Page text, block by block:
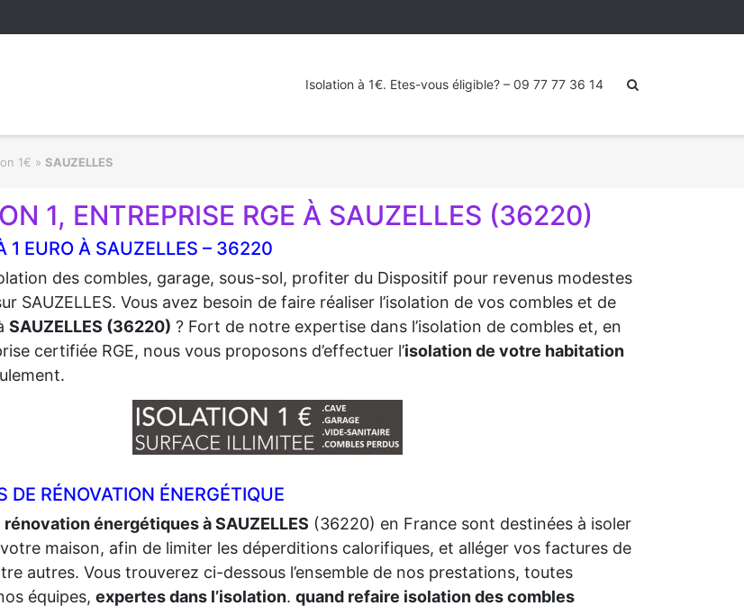
Isolation à 1€. Etes-vous éligible? – 09 77 77 36 14
1€ » SAUZELLES
1, ENTREPRISE RGE À SAUZELLES (36220)
1 EURO À SAUZELLES – 36220
des combles, garage, sous-sol, profiter du Dispositif pour revenus modestes
SAUZELLES. Vous avez besoin de faire réaliser l’isolation de vos combles et de
SAUZELLES (36220) ? Fort de notre expertise dans l’isolation de combles et, en
certifiée RGE, nous vous proposons d’effectuer l’isolation de votre habitation
DE RÉNOVATION ÉNERGÉTIQUE
rénovation énergétiques à SAUZELLES (36220) en France sont destinées à isoler
maison, afin de limiter les déperditions calorifiques, et alléger vos factures de
autres. Vous trouverez ci-dessous l’ensemble de nos prestations, toutes
équipes, expertes dans l’isolation. quand refaire isolation des combles